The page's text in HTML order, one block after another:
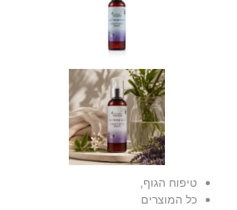
טיפוח הגוף,
כל המוצרים